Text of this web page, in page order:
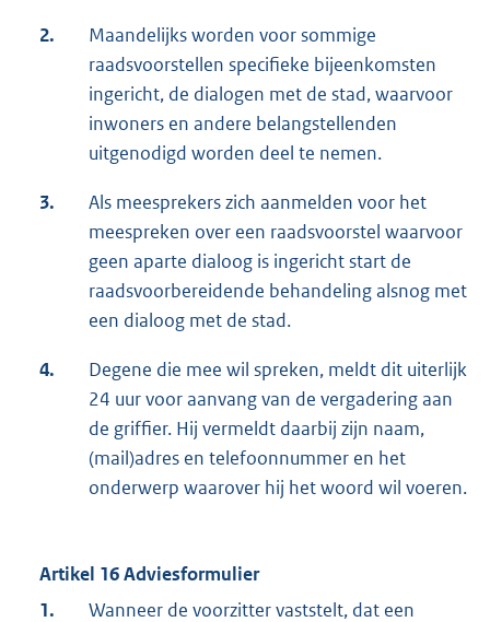
2.
Maandelijks worden voor sommige
raadsvoorstellen specifieke bijeenkomsten
ingericht, de dialogen met de stad, waarvoor
inwoners en andere belangstellenden
uitgenodigd worden deel te nemen.
3.
Als meesprekers zich aanmelden voor het
meespreken over een raadsvoorstel waarvoor
geen aparte dialoog is ingericht start de
raadsvoorbereidende behandeling alsnog met
een dialoog met de stad.
4.
Degene die mee wil spreken, meldt dit uiterlijk
24 uur voor aanvang van de vergadering aan
de griffier. Hij vermeldt daarbij zijn naam,
(mail)adres en telefoonnummer en het
onderwerp waarover hij het woord wil voeren.
Artikel 16 Adviesformulier
1.
Wanneer de voorzitter vaststelt, dat een